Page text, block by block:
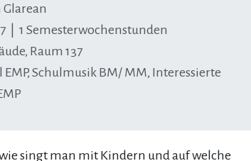
| 1 Semesterwochenstunden
Raum 137
EMP, Schulmusik BM/ MM, Interessierte
singt man mit Kindern und auf welche